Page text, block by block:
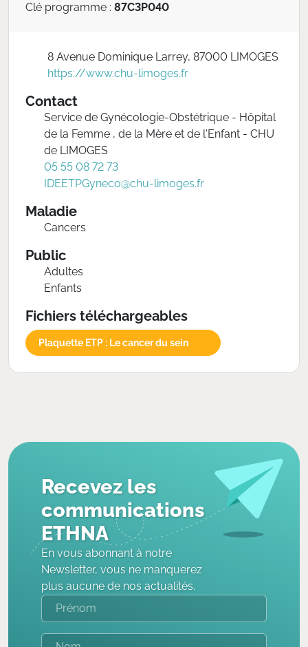
Clé programme : 87C3P040
8 Avenue Dominique Larrey, 87000 LIMOGES
https://www.chu-limoges.fr
Contact
Service de Gynécologie-Obstétrique - Hôpital
de la Femme , de la Mère et de l'Enfant - CHU
de LIMOGES
05 55 08 72 73
IDEETPGyneco@chu-limoges.fr
Maladie
Cancers
Public
Adultes
Enfants
Fichiers téléchargeables
Plaquette ETP : Le cancer du sein
Recevez les
communications
ETHNA
En vous abonnant à notre
Newsletter, vous ne manquerez
plus aucune de nos actualités.